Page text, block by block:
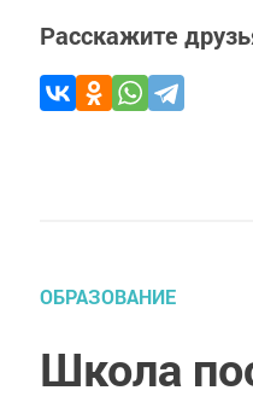
Расскажите
ОБРАЗОВАНИЕ
Школа